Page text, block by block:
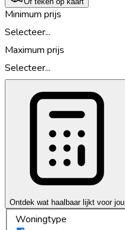
Minimum prijs
Selecteer...
Maximum prijs
Selecteer...
Ontdek wat haalbaar lijkt voor jou
Woningtype